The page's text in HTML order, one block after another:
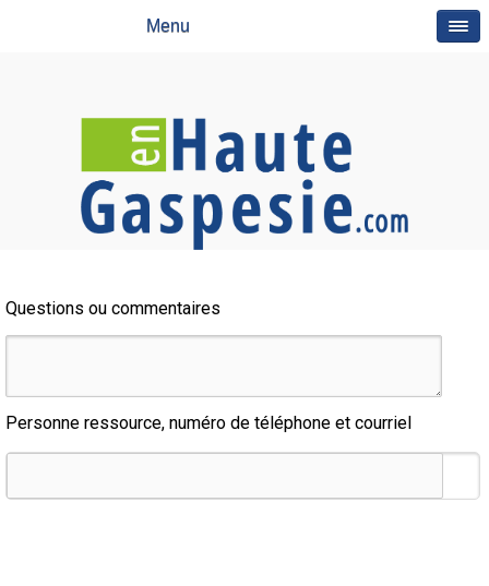
Menu
Questions ou commentaires
Personne ressource, numéro de téléphone et courriel